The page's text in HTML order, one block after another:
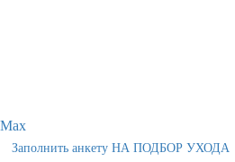
Max
Заполнить анкету НА ПОДБОР УХОДА